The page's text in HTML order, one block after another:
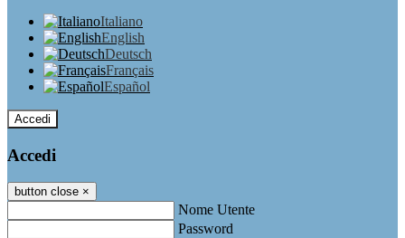
Italiano
English
Deutsch
Français
Español
Accedi
Accedi
button close ×
Nome Utente
Password